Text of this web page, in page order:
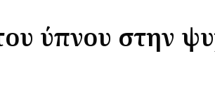
ύπνου στην